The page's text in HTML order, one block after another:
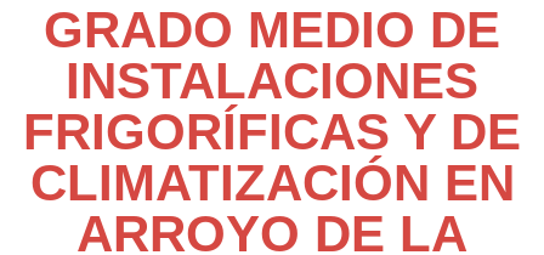
GRADO MEDIO DE
INSTALACIONES
FRIGORÍFICAS Y DE
CLIMATIZACIÓN EN
ARROYO DE LA